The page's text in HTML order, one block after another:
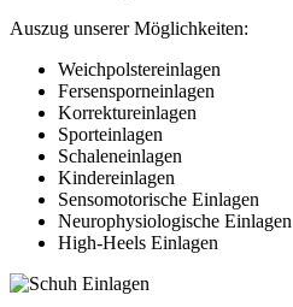
Auszug unserer Möglichkeiten:
Weichpolstereinlagen
Fersensporneinlagen
Korrektureinlagen
Sporteinlagen
Schaleneinlagen
Kindereinlagen
Sensomotorische Einlagen
Neurophysiologische Einlagen
High-Heels Einlagen